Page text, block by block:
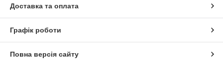
Доставка та оплата
Графік роботи
Повна версія сайту